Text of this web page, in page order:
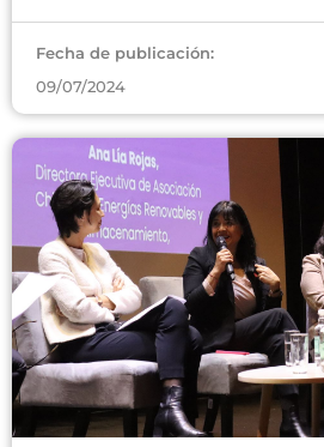
Fecha de publicación:
09/07/2024